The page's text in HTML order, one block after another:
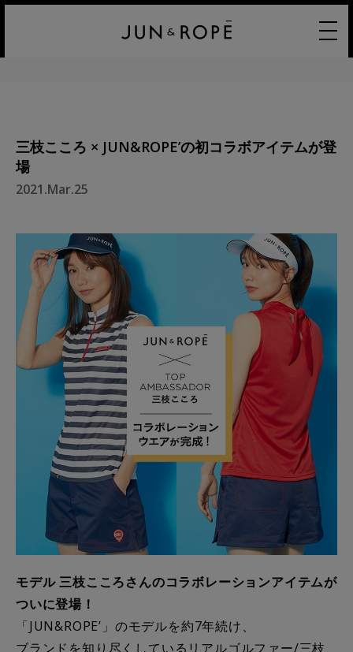
三枝こころ × JUN&ROPE’の初コラボアイテムが登
場
2021.Mar.25
モデル 三枝こころさんのコラボレーションアイテムが
ついに登場！
「JUN&ROPE’」のモデルを約7年続け、
ブランドを知り尽くしているリアルゴルファー/三枝